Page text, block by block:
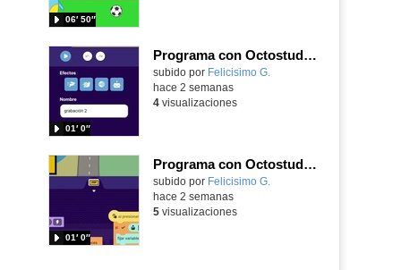
06′ 50″
Programa con Octostudio, una animación utilizando la cámara para una foto y audio y texto para comunicar.
Contenido educativo.
subido por Felicisimo G.
01′ 0″
hace 2 semanas
4visualizaciones
Programa con Octostudio, un juego de Educación Víal cruzando un paso de cebra.
Contenido educativo.
subido por Felicisimo G.
01′ 0″
hace 2 semanas
5visualizaciones